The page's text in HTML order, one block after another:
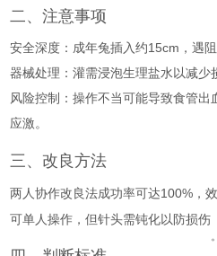
二、注意事项
安全深度 ‌：成年兔插入约15cm ，遇
器械处理 ：灌需浸泡生理盐水以减少
风险控制 ：操作不当可能导致食管出
应激。
三、改良方法
两人协作改良法成功率可达100%，
可单人操作，但针头需钝化以防损伤
。